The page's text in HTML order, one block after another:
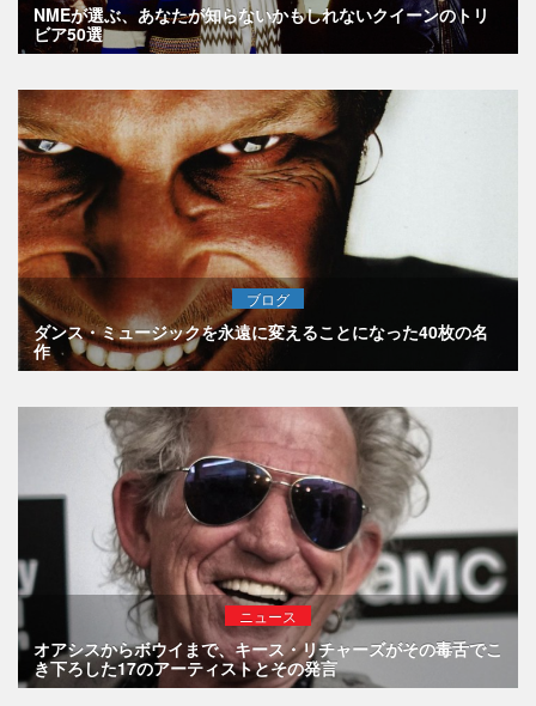
NMEが選ぶ、あなたが知らないかもしれないクイーンのトリ
ビア50選
ブログ
ダンス・ミュージックを永遠に変えることになった40枚の名
作
ニュース
オアシスからボウイまで、キース・リチャーズがその毒舌でこ
き下ろした17のアーティストとその発言